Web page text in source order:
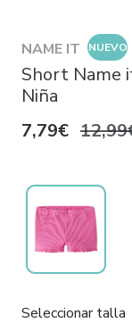
NAME IT NUEVO
Short Name
Niña
7,79€
Seleccionar talla